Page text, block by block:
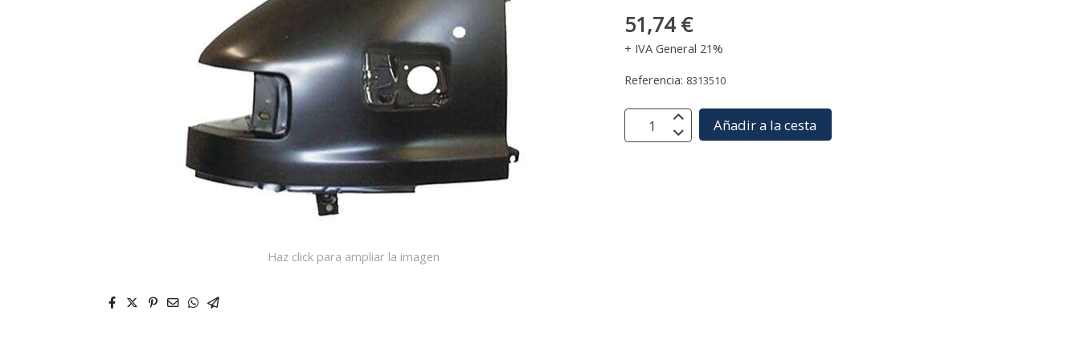
Haz click para ampliar la imagen
51,74 €
+ IVA General 21%
Referencia: 8313510
Añadir a la cesta